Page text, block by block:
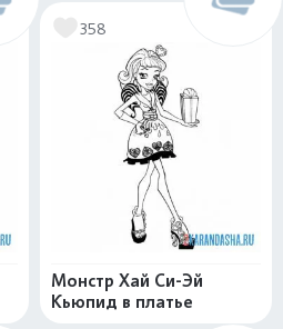
358
Монстр Хай Си-Эй
Кьюпид в платье